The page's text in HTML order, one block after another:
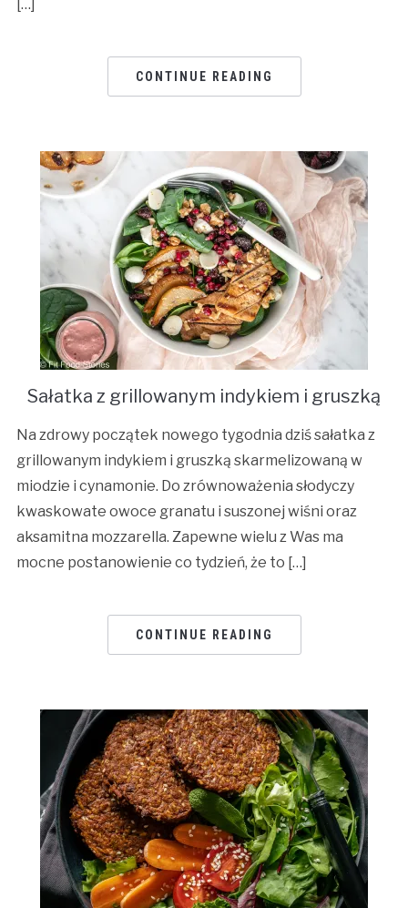
[…]
CONTINUE READING
Sałatka z grillowanym indykiem i gruszką
Na zdrowy początek nowego tygodnia dziś sałatka z
grillowanym indykiem i gruszką skarmelizowaną w
miodzie i cynamonie. Do zrównoważenia słodyczy
kwaskowate owoce granatu i suszonej wiśni oraz
aksamitna mozzarella. Zapewne wielu z Was ma
mocne postanowienie co tydzień, że to […]
CONTINUE READING